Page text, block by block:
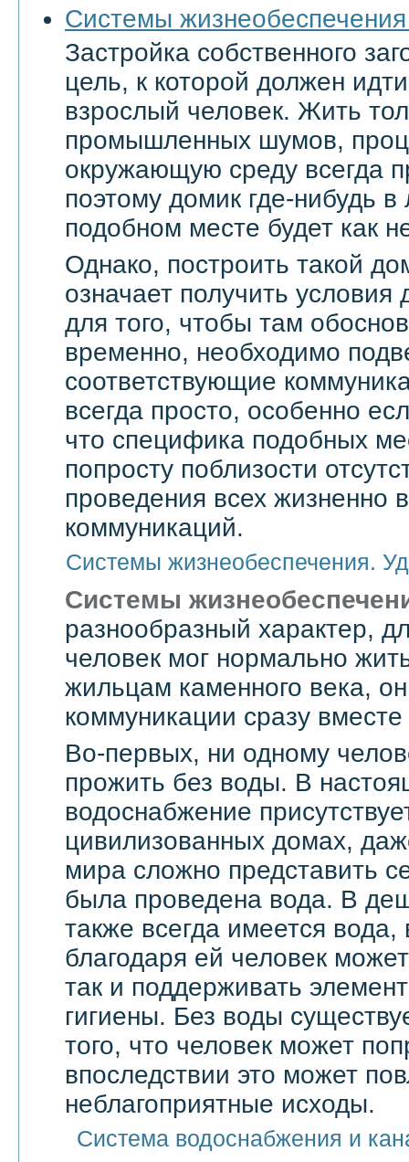
Системы
Застройка собственного
цель, к которой должен
взрослый человек. Жить
промышленных шумов,
окружающую среду всегда
поэтому домик где-нибудь
подобном месте будет как
Однако, построить такой
означает получить
для того, чтобы там
временно, необходимо
соответствующие
всегда просто, особенно
что специфика подобных
попросту поблизости
проведения всех жизненно
коммуникаций.
Системы жизнеобеспечения.
Системы
разнообразный характер,
человек мог нормально
жильцам каменного века,
коммуникации сразу
Во-первых, ни одному
прожить без воды. В
водоснабжение
цивилизованных домах,
мира сложно представить
была проведена вода. В
также всегда имеется
благодаря ей человек
так и поддерживать
гигиены. Без воды
того, что человек может
впоследствии это может
неблагоприятные исходы.
Система водоснабжения и